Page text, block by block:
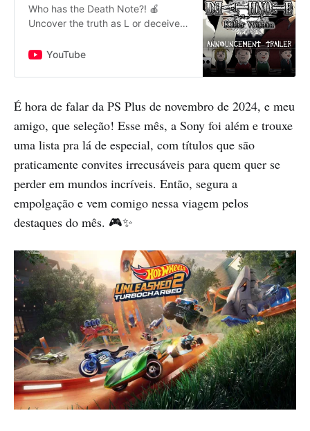
Who has the Death Note?! 🍎
Uncover the truth as L or deceive
Killer Within launches November 5,
#ps4g…
YouTube
É hora de falar da PS Plus de novembro de 2024, e meu
amigo, que seleção! Esse mês, a Sony foi além e trouxe
uma lista pra lá de especial, com títulos que são
praticamente convites irrecusáveis para quem quer se
perder em mundos incríveis. Então, segura a
empolgação e vem comigo nessa viagem pelos
destaques do mês. 🎮✨